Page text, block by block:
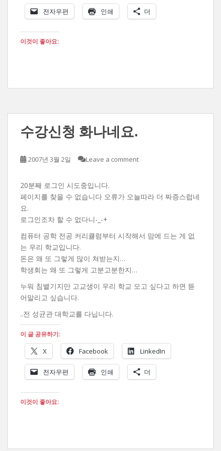
전자우편 인쇄 더
이것이 좋아요:
수강신청 화나네요.
2007년 3월 2일 Leave a comment
20분째 로그인 시도중입니다.
페이지를 찾을 수 없습니다 오류가 오늘따라 더 짜증스럽네
요.
로그인조차 할 수 없다니-_-+
컴퓨터 공학 전공 커리큘럼부터 시작해서 맘에 드는 게 없
는 우리 학교입니다.
돈은 왜 또 그렇게 많이 쳐받는지…
학생회는 왜 또 그렇게 고분고분한지…
누워 침뱉기지만 고교생이 우리 학교 오고 싶다고 하면 뜯
어말리고 싶습니다.
..전 성균관 대학교를 다닙니다.
이 글 공유하기:
X Facebook LinkedIn
전자우편 인쇄 더
이것이 좋아요: